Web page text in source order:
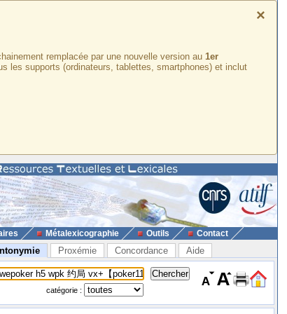
×
remplacée par une nouvelle version au 1er
les supports (ordinateurs, tablettes, smartphones) et inclut
Métalexicographie Outils Contact
Proxémie Concordance Aide
catégorie :